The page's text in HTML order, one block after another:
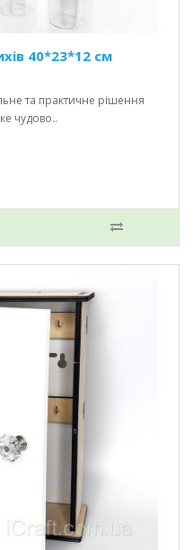
40*23*12 см
та практичне рішення
чудово..